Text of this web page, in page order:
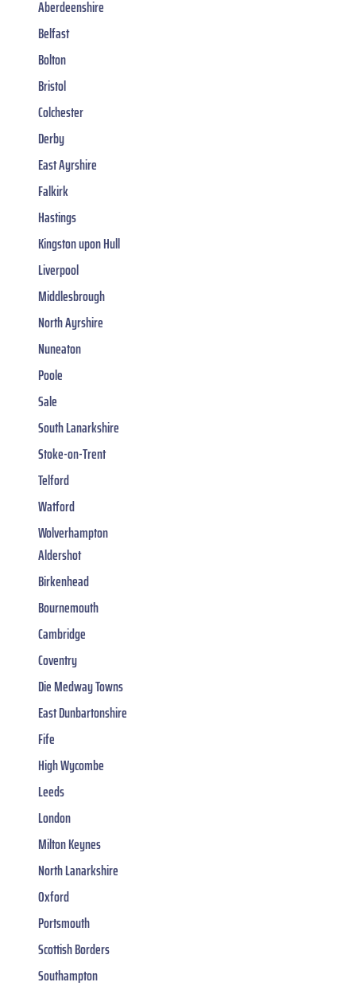
Aberdeenshire
Belfast
Bolton
Bristol
Colchester
Derby
East Ayrshire
Falkirk
Hastings
Kingston upon Hull
Liverpool
Middlesbrough
North Ayrshire
Nuneaton
Poole
Sale
South Lanarkshire
Stoke-on-Trent
Telford
Watford
Wolverhampton
Aldershot
Birkenhead
Bournemouth
Cambridge
Coventry
Die Medway Towns
East Dunbartonshire
Fife
High Wycombe
Leeds
London
Milton Keynes
North Lanarkshire
Oxford
Portsmouth
Scottish Borders
Southampton